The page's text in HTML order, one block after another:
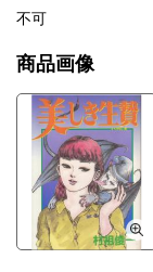
不可
商品画像